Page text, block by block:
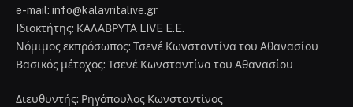
e-mail: info@kalavritalive.gr
Iδιοκτήτης: ΚΑΛΑΒΡΥΤΑ LIVE E.E.
Νόμιμος εκπρόσωπος: Τσενέ Κωνσταντίνα του Αθανασίου
Βασικός μέτοχος: Τσενέ Κωνσταντίνα του Αθανασίου
Διευθυντής: Ρηγόπουλος Κωνσταντίνος